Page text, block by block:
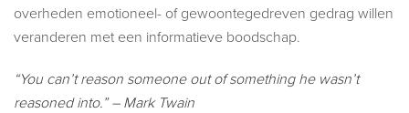
overheden emotioneel- of gewoontegedreven gedrag willen
veranderen met een informatieve boodschap.
“You can’t reason someone out of something he wasn’t
reasoned into.” – Mark Twain